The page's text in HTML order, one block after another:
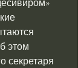
этом
секретаря